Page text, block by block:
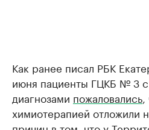
Как ранее писал РБК
июня пациенты ГЦКБ № 3
диагнозами пожаловались
химиотерапией отложили